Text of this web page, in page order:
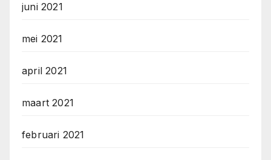
juni 2021
mei 2021
april 2021
maart 2021
februari 2021